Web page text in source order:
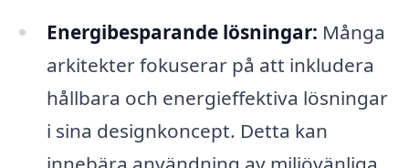
Energibesparande lösningar: Många
arkitekter fokuserar på att inkludera
hållbara och energieffektiva lösningar
i sina designkoncept. Detta kan